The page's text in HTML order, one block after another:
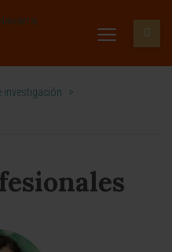
investigación
>